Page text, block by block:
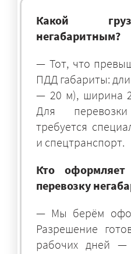
Какой
негабаритным?
— Тот, что
ПДД габариты:
— 20 м), ширина
Для
требуется
и спецтранспорт.
Кто
перевозку
— Мы берём
Разрешение
рабочих дней —